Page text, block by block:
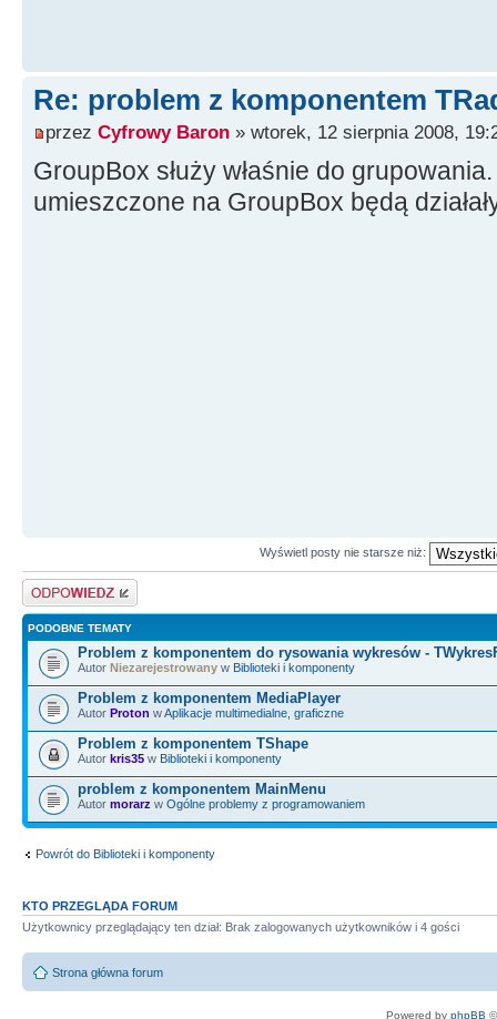
Re: problem z komponentem
przez Cyfrowy Baron » wtorek, 12 sierpnia 2008,
GroupBox służy właśnie do
umieszczone na GroupBox będą
Wyświetl posty nie starsze niż:
Odpowiedz
PODOBNE TEMATY
Problem z komponentem do rysowania wykresów -
Autor Niezarejestrowany w Biblioteki i komponenty
Problem z komponentem MediaPlayer
Autor Proton wAplikacje multimedialne, graficzne
Problem z komponentem TShape
Autor kris35 w Biblioteki i komponenty
problem z komponentem MainMenu
Autor morarz w Ogólne problemy z programowaniem
Powrót do Biblioteki i komponenty
KTO PRZEGLĄDA FORUM
Użytkownicy przeglądający ten dział: Brak zalogowanych użytkowników i 4 gości
Strona główna forum
Powered by phpBB